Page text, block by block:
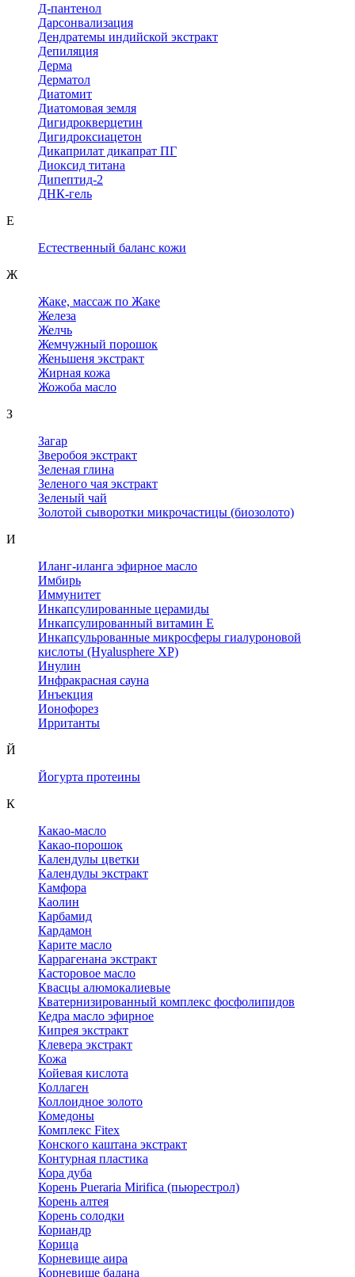
Д-пантенол
Дарсонвализация
Дендратемы индийской экстракт
Депиляция
Дерма
Дерматол
Диатомит
Диатомовая земля
Дигидрокверцетин
Дигидроксиацетон
Дикаприлат дикапрат ПГ
Диоксид титана
Дипептид-2
ДНК-гель
Е
Естественный баланс кожи
Ж
Жаке, массаж по Жаке
Железа
Желчь
Жемчужный порошок
Женьшеня экстракт
Жирная кожа
Жожоба масло
З
Загар
Зверобоя экстракт
Зеленая глина
Зеленого чая экстракт
Зеленый чай
Золотой сыворотки микрочастицы (биозолото)
И
Иланг-иланга эфирное масло
Имбирь
Иммунитет
Инкапсулированные церамиды
Инкапсулированный витамин Е
Инкапсульрованные микросферы гиалуроновой
кислоты (Hyalusphere XP)
Инулин
Инфракрасная сауна
Инъекция
Ионофорез
Ирританты
Й
Йогурта протеины
К
Какао-масло
Какао-порошок
Календулы цветки
Календулы экстракт
Камфора
Каолин
Карбамид
Кардамон
Карите масло
Каррагенана экстракт
Касторовое масло
Квасцы алюмокалиевые
Кватернизированный комплекс фосфолипидов
Кедра масло эфирное
Кипрея экстракт
Клевера экстракт
Кожа
Койевая кислота
Коллаген
Коллоидное золото
Комедоны
Комплекс Fitex
Конского каштана экстракт
Контурная пластика
Кора дуба
Корень Pueraria Mirifica (пьюрестрол)
Корень алтея
Корень солодки
Кориандр
Корица
Корневище аира
Корневище бадана